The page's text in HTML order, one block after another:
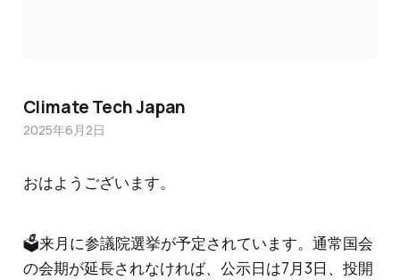
おはようございます。
🗳️来月に参議院選挙が予定されています。通常国会
の会期が延長されなければ、公示日は7月3日、投開
Climate Tech Japan
2025年6月2日